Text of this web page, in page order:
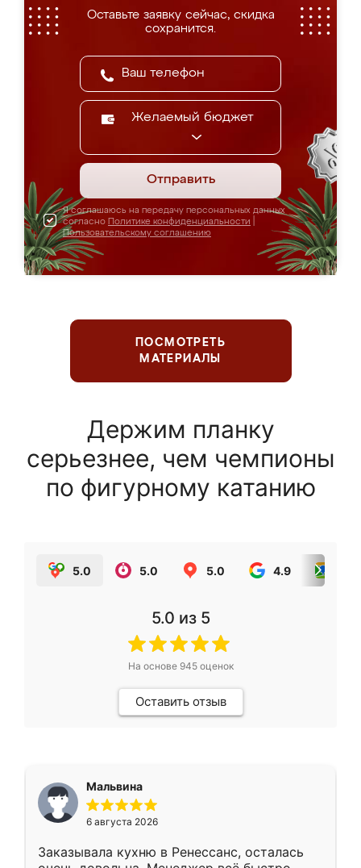
Оставьте заявку сейчас, скидка
сохранится.
Желаемый бюджет
Отправить
Я соглашаюсь на передачу персональных данных
согласно Политике конфиденциальности
Пользовательскому соглашению
ПОСМОТРЕТЬ
МАТЕРИАЛЫ
Держим планку
серьезнее, чем чемпионы
по фигурному катанию
5.0 5.0 5.0 4.9
5.0 из 5
На основе 945оценок
Оставить отзыв
Мальвина
6 августа 2026
Заказывала кухню в Ренессанс, осталась